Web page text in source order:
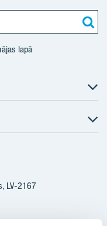
lapā
LV-2167